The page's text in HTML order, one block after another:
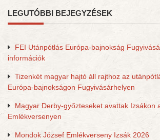
LEGUTÓBBI BEJEGYZÉSEK
FEI Utánpótlás Európa-bajnokság
információk
Tizenkét magyar hajtó áll rajthoz az
Európa-bajnokságon Fugyivásárhelyen
Magyar Derby-győzteseket avattak Izsákon
Emlékversenyen
Mondok József Emlékverseny Izsák 2026